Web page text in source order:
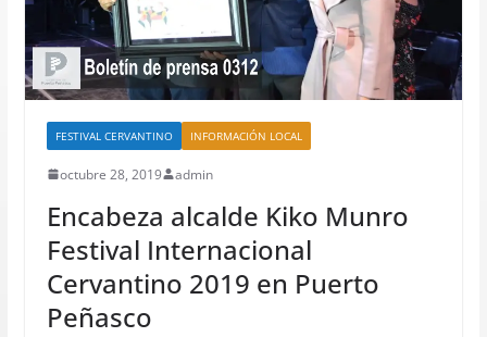
FESTIVAL CERVANTINO INFORMACIÓN LOCAL
octubre 28, 2019 admin
Encabeza alcalde Kiko Munro
Festival Internacional
Cervantino 2019 en Puerto
Peñasco